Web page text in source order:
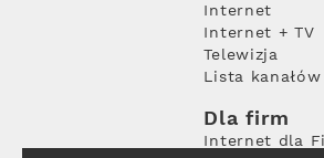
Internet
Internet + TV
Telewizja
Lista kanałów
Dla firm
Internet dla